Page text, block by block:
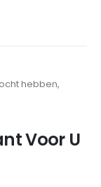
hebben,
Voor U